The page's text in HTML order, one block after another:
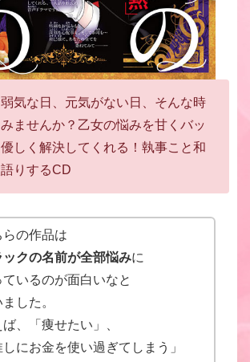
弱気な日、元気がない日、そんな時
ませんか？ 乙女の悩みを甘くバッ
しく 解決してくれる！執事こと和
りするCD
らの作品は
ックの名前が全部悩みに
ているのが面白いなと
した。
、「痩せたい」、
しにお金を使い過ぎてしまう」